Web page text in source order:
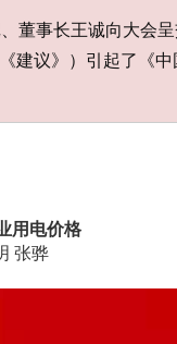
董事长王诚向大会
建议》）引起了《中
用电价格
张骅